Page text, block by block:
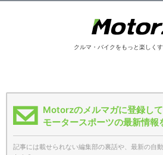
クルマ・バイクをもっと楽しく
Motorzのメルマガに登録して
モータースポーツの最新情報
記事には載せられない編集部の裏話や、最新の自